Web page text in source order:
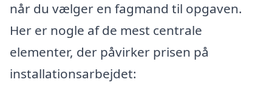
når du vælger en fagmand til opgaven.
Her er nogle af de mest centrale
elementer, der påvirker prisen på
installationsarbejdet: